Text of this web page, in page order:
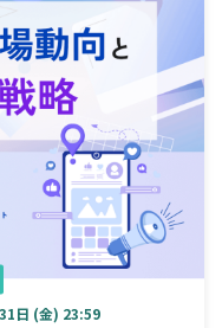
日 (金) 23:59